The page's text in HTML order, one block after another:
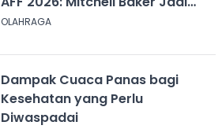
Andalan Lini Depan
OLAHRAGA
Dampak Cuaca Panas bagi
Kesehatan yang Perlu
Diwaspadai